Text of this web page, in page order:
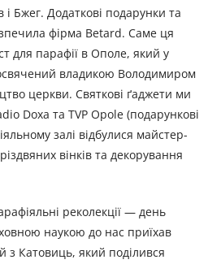
Бжег. Додаткові подарунки та
фірма Betard. Саме ця
для парафії в Ополе, який у
освячений владикою Володимиром
церкви. Святкові ґаджети ми
Doxa та TVP Opole (подарункові
залі відбулися майстер-
вінків та декорування
реколекції — день
наукою до нас приїхав
з Катовиць, який поділився